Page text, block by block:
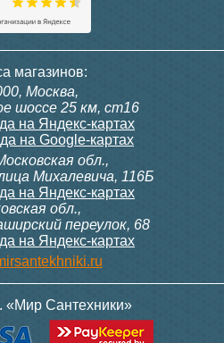
Конвектор ITT.080.200.900 с
решеткой GRILL.SGA-20-
11, 230В (механ.)
6 000
магазинов:
Москва,
шоссе 25 км, ст16
на Яндекс-картах
на Google-картах
обл.,
Михалевича, 116Б
на Яндекс-картах
обл.,
переулок, 68
на Яндекс-картах
«Мир Сантехники»